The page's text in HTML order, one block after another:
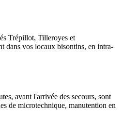
Trépillot, Tilleroyes et
dans vos locaux bisontins, en intra-
avant l'arrivée des secours, sont
de microtechnique, manutention en